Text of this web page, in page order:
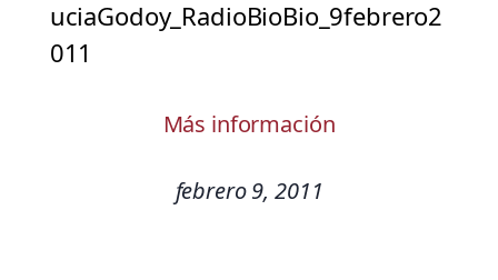
uciaGodoy_RadioBioBio_9febrero2
011
Más información
febrero 9, 2011